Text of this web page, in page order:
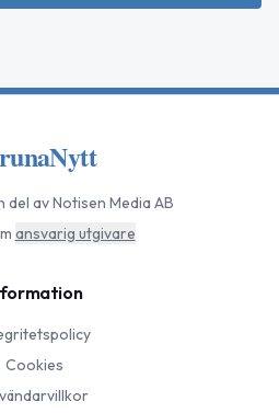
del av Notisen Media AB
ansvarig utgivare
Cookies